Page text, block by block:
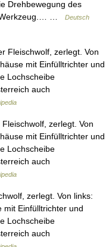
Drehbewegung des
Werkzeug.… …
Deutsch
Fleischwolf, zerlegt. Von
mit Einfülltrichter und
Lochscheibe
auch
zerlegt. Von
mit Einfülltrichter und
Lochscheibe
auch
zerlegt. Von links:
mit Einfülltrichter und
Lochscheibe
auch